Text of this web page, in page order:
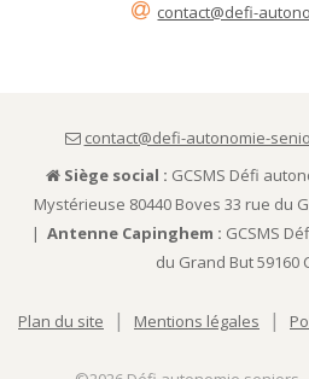
contact@defi-
contact@defi-autonomie-
Siège social : GCSMS Défi
Mystérieuse 80440 Boves 33 rue du
| Antenne Capinghem : GCSMS
du Grand But 59160
Plan du site | Mentions légales |